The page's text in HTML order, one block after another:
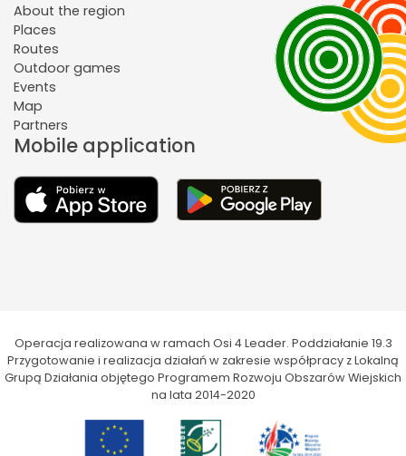
About the region
Places
Routes
Outdoor games
Events
Map
Partners
Mobile application
Operacja realizowana w ramach Osi 4 Leader. Poddziałanie 19.3
Przygotowanie i realizacja działań w zakresie współpracy z Lokalną
Grupą Działania objętego Programem Rozwoju Obszarów Wiejskich
na lata 2014-2020